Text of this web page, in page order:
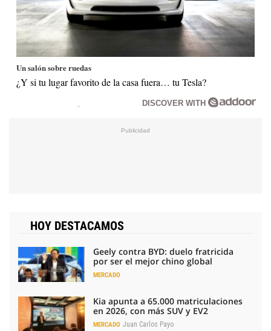
Un salón sobre ruedas
¿Y si tu lugar favorito de la casa fuera… tu Tesla?
DISCOVER WITH
HOY DESTACAMOS
Geely contra BYD: duelo fratricida
por ser el mejor chino global
MERCADO
Kia apunta a 65.000 matriculaciones
en 2026, con más SUV y EV2
MERCADO Juan Carlos Payo